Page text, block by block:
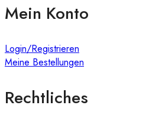
Mein Konto
Login/Registrieren
Meine Bestellungen
Rechtliches